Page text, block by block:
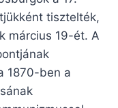
tisztelték,
március 19-ét. A
1870-ben a